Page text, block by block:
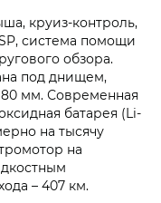
круиз-контроль,
система помощи
обзора.
под днищем,
мм. Современная
батарея (Li-
на тысячу
на
– 407 км.